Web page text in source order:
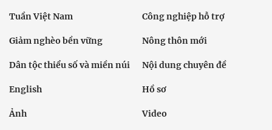
Tuần Việt Nam Công nghiệp hỗ trợ
Giảm nghèo bền vững Nông thôn mới
Dân tộc thiểu số và miền núi Nội dung chuyên đề
English Hồ sơ
Ảnh Video